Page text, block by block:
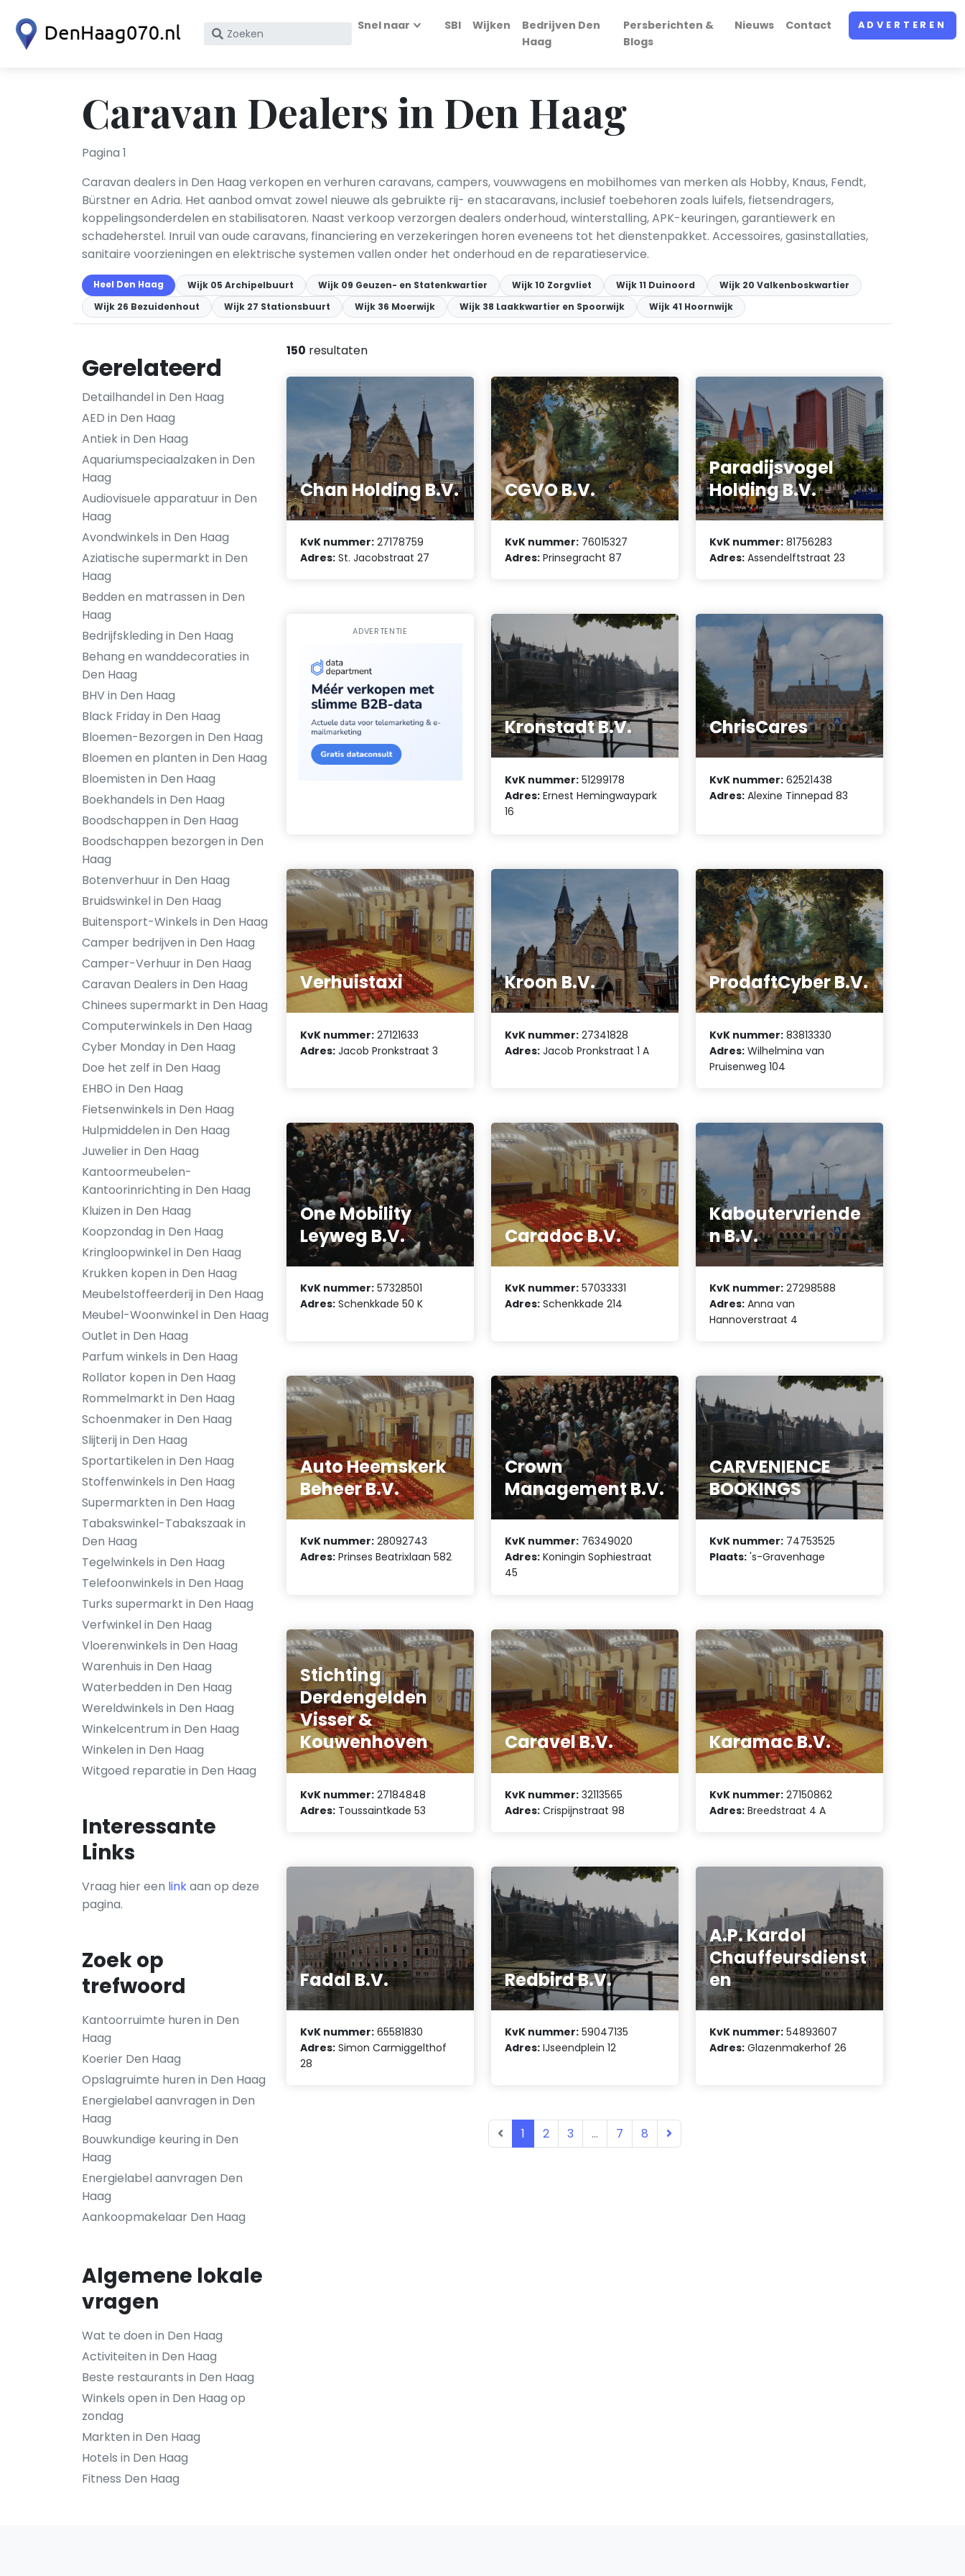
Zoek
KvK
nummer
Snel naar SBI Wijken
Bedrijven Den
Haag
Persberichten &
Blogs
Nieuws Contact ADVERTEREN
Caravan Dealers in Den Haag
Pagina 1
Caravan dealers in Den Haag verkopen en verhuren caravans, campers, vouwwagens en mobilhomes van merken als Hobby, Knaus, Fendt,
Bürstner en Adria. Het aanbod omvat zowel nieuwe als gebruikte rij- en stacaravans, inclusief toebehoren zoals luifels, fietsendragers,
koppelingsonderdelen en stabilisatoren. Naast verkoop verzorgen dealers onderhoud, winterstalling, APK-keuringen, garantiewerk en
schadeherstel. Inruil van oude caravans, financiering en verzekeringen horen eveneens tot het dienstenpakket. Accessoires, gasinstallaties,
sanitaire voorzieningen en elektrische systemen vallen onder het onderhoud en de reparatieservice.
Heel Den Haag Wijk 05 Archipelbuurt Wijk 09 Geuzen- en Statenkwartier Wijk 10 Zorgvliet Wijk 11 Duinoord
Wijk 20 Valkenboskwartier
Wijk 26 Bezuidenhout
Wijk 27 Stationsbuurt Wijk 36 Moerwijk Wijk 38 Laakkwartier en Spoorwijk Wijk 41 Hoornwijk
Gerelateerd
Detailhandel in Den Haag
AED in Den Haag
Antiek in Den Haag
Aquariumspeciaalzaken in Den
Haag
Audiovisuele apparatuur in Den
Haag
Avondwinkels in Den Haag
Aziatische supermarkt in Den
Haag
Bedden en matrassen in Den
Haag
Bedrijfskleding in Den Haag
Behang en wanddecoraties in
Den Haag
BHV in Den Haag
Black Friday in Den Haag
Bloemen-Bezorgen in Den Haag
Bloemen en planten in Den Haag
Bloemisten in Den Haag
Boekhandels in Den Haag
Boodschappen in Den Haag
Boodschappen bezorgen in Den
Haag
Botenverhuur in Den Haag
Bruidswinkel in Den Haag
Buitensport-Winkels in Den Haag
Camper bedrijven in Den Haag
Camper-Verhuur in Den Haag
Caravan Dealers in Den Haag
Chinees supermarkt in Den Haag
Computerwinkels in Den Haag
Cyber Monday in Den Haag
Doe het zelf in Den Haag
EHBO in Den Haag
Fietsenwinkels in Den Haag
Hulpmiddelen in Den Haag
Juwelier in Den Haag
Kantoormeubelen-
Kantoorinrichting in Den Haag
Kluizen in Den Haag
Koopzondag in Den Haag
Kringloopwinkel in Den Haag
Krukken kopen in Den Haag
Meubelstoffeerderij in Den Haag
Meubel-Woonwinkel in Den Haag
Outlet in Den Haag
Parfum winkels in Den Haag
Rollator kopen in Den Haag
Rommelmarkt in Den Haag
Schoenmaker in Den Haag
Slijterij in Den Haag
Sportartikelen in Den Haag
Stoffenwinkels in Den Haag
Supermarkten in Den Haag
Tabakswinkel-Tabakszaak in
Den Haag
Tegelwinkels in Den Haag
Telefoonwinkels in Den Haag
Turks supermarkt in Den Haag
Verfwinkel in Den Haag
Vloerenwinkels in Den Haag
Warenhuis in Den Haag
Waterbedden in Den Haag
Wereldwinkels in Den Haag
Winkelcentrum in Den Haag
Winkelen in Den Haag
Witgoed reparatie in Den Haag
Interessante
Links
Vraag hier een linkaan op deze
pagina.
Zoek op
trefwoord
Kantoorruimte huren in Den
Haag
Koerier Den Haag
Opslagruimte huren in Den Haag
Energielabel aanvragen in Den
Haag
Bouwkundige keuring in Den
Haag
Energielabel aanvragen Den
Haag
Aankoopmakelaar Den Haag
Algemene lokale
vragen
Wat te doen in Den Haag
Activiteiten in Den Haag
Beste restaurants in Den Haag
Winkels open in Den Haag op
zondag
Markten in Den Haag
Hotels in Den Haag
Fitness Den Haag
150 resultaten
Chan Holding B.V.
KvK nummer: 27178759
Adres: St. Jacobstraat 27
CGVO B.V.
KvK nummer: 76015327
Adres: Prinsegracht 87
Paradijsvogel
Holding B.V.
KvK nummer: 81756283
Adres: Assendelftstraat 23
ADVERTENTIE
Kronstadt B.V.
KvK nummer: 51299178
Adres: Ernest Hemingwaypark
16
ChrisCares
KvK nummer: 62521438
Adres: Alexine Tinnepad 83
Verhuistaxi
KvK nummer: 27121633
Adres: Jacob Pronkstraat 3
Kroon B.V.
KvK nummer: 27341828
Adres: Jacob Pronkstraat 1 A
ProdaftCyber B.V.
KvK nummer: 83813330
Adres: Wilhelmina van
Pruisenweg 104
One Mobility
Leyweg B.V.
KvK nummer: 57328501
Adres: Schenkkade 50 K
Caradoc B.V.
KvK nummer: 57033331
Adres: Schenkkade 214
Kaboutervriende
n B.V.
KvK nummer: 27298588
Adres: Anna van
Hannoverstraat 4
Auto Heemskerk
Beheer B.V.
KvK nummer: 28092743
Adres: Prinses Beatrixlaan 582
Crown
Management B.V.
KvK nummer: 76349020
Adres: Koningin Sophiestraat
45
CARVENIENCE
BOOKINGS
KvK nummer: 74753525
Plaats: 's-Gravenhage
Stichting
Derdengelden
Visser &
Kouwenhoven
KvK nummer: 27184848
Adres: Toussaintkade 53
Caravel B.V.
KvK nummer: 32113565
Adres: Crispijnstraat 98
Karamac B.V.
KvK nummer: 27150862
Adres: Breedstraat 4 A
Fadal B.V.
KvK nummer: 65581830
Adres: Simon Carmiggelthof
28
Redbird B.V.
KvK nummer: 59047135
Adres: IJseendplein 12
A.P. Kardol
Chauffeursdienst
en
KvK nummer: 54893607
Adres: Glazenmakerhof 26
1 2 3 ... 7 8